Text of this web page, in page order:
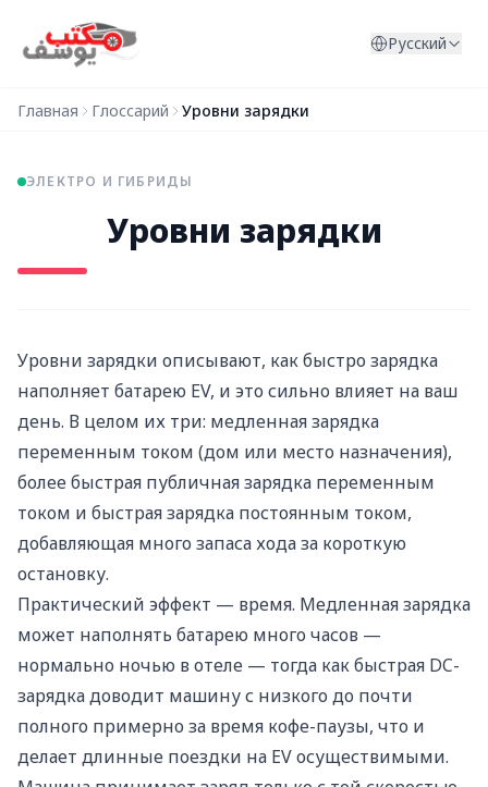
Русский
Главная Глоссарий Уровни зарядки
ЭЛЕКТРО И ГИБРИДЫ
Уровни зарядки
Уровни зарядки описывают, как быстро зарядка
наполняет батарею EV, и это сильно влияет на ваш
день. В целом их три: медленная зарядка
переменным током (дом или место назначения),
более быстрая публичная зарядка переменным
током и быстрая зарядка постоянным током,
добавляющая много запаса хода за короткую
остановку.
Практический эффект — время. Медленная зарядка
может наполнять батарею много часов —
нормально ночью в отеле — тогда как быстрая DC-
зарядка доводит машину с низкого до почти
полного примерно за время кофе-паузы, что и
делает длинные поездки на EV осуществимыми.